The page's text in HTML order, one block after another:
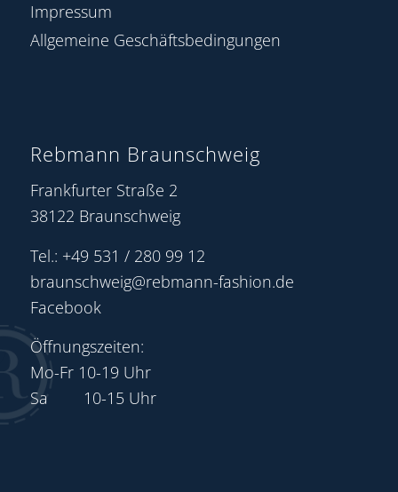
Impressum
Allgemeine Geschäftsbedingungen
Rebmann Braunschweig
Frankfurter Straße 2
38122 Braunschweig
Tel.: +49 531 / 280 99 12
braunschweig@rebmann-fashion.de
Facebook
Öffnungszeiten:
Mo-Fr 10-19 Uhr
Sa 10-15 Uhr